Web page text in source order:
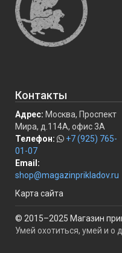
Контакты
Адрес: Москва, Проспект
Мира, д.114А, офис 3А
Телефон:
+7 (925) 765-
01-07
Email:
shop@magazinprikladov.ru
Карта сайта
© 2015–2025 Магазин
Умей охотиться, умей и о